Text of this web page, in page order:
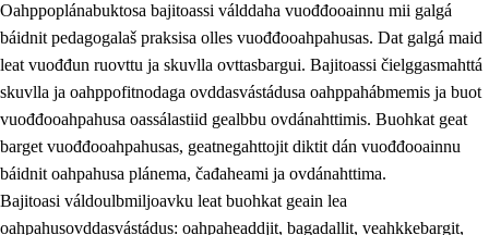
Oahppoplánabuktosa bajitoassi válddaha vuođđooainnu mii galgá
báidnit pedagogalaš praksisa olles vuođđooahpahusas. Dat galgá maid
leat vuođđun ruovttu ja skuvlla ovttasbargui. Bajitoassi čielggasmahttá
skuvlla ja oahppofitnodaga ovddasvástádusa oahppahábmemis ja buot
vuođđooahpahusa oassálastiid gealbbu ovdánahttimis. Buohkat geat
barget vuođđooahpahusas, geatnegahttojit diktit dán vuođđooainnu
báidnit oahpahusa plánema, čađaheami ja ovdánahttima.
Bajitoasi váldoulbmiljoavku leat buohkat geain lea
oahpahusovddasvástádus: oahpaheaddjit, bagadallit, veahkkebargit,